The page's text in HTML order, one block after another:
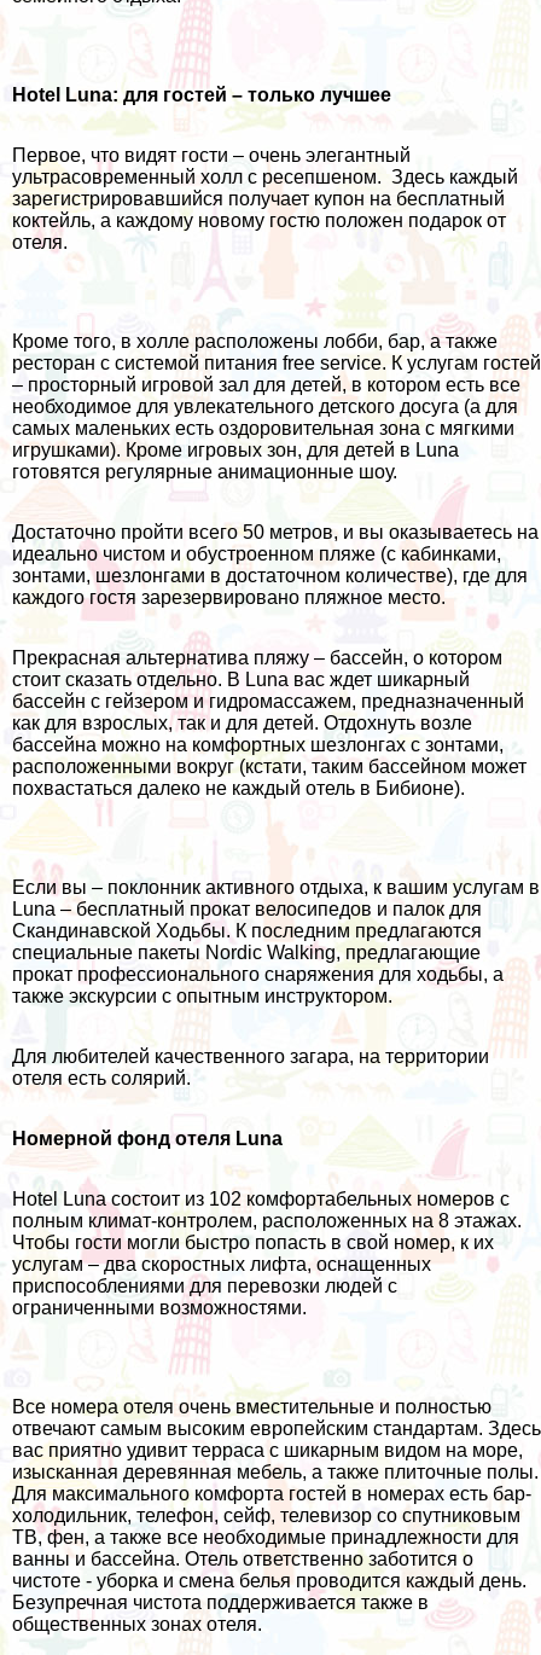
Hotel Luna: для гостей – только лучшее
Первое, что видят гости – очень элегантный
ультрасовременный холл с ресепшеном. Здесь каждый
зарегистрировавшийся получает купон на бесплатный
коктейль, а каждому новому гостю положен подарок от
отеля.
Кроме того, в холле расположены лобби, бар, а также
ресторан с системой питания free service. К услугам гостей
– просторный игровой зал для детей, в котором есть все
необходимое для увлекательного детского досуга (а для
самых маленьких есть оздоровительная зона с мягкими
игрушками). Кроме игровых зон, для детей в Luna
готовятся регулярные анимационные шоу.
Достаточно пройти всего 50 метров, и вы оказываетесь на
идеально чистом и обустроенном пляже (с кабинками,
зонтами, шезлонгами в достаточном количестве), где для
каждого гостя зарезервировано пляжное место.
Прекрасная альтернатива пляжу – бассейн, о котором
стоит сказать отдельно. В Luna вас ждет шикарный
бассейн с гейзером и гидромассажем, предназначенный
как для взрослых, так и для детей. Отдохнуть возле
бассейна можно на комфортных шезлонгах с зонтами,
расположенными вокруг (кстати, таким бассейном может
похвастаться далеко не каждый отель в Бибионе).
Если вы – поклонник активного отдыха, к вашим услугам в
Luna – бесплатный прокат велосипедов и палок для
Скандинавской Ходьбы. К последним предлагаются
специальные пакеты Nordic Walking, предлагающие
прокат профессионального снаряжения для ходьбы, а
также экскурсии с опытным инструктором.
Для любителей качественного загара, на территории
отеля есть солярий.
Номерной фонд отеля Luna
Hotel Luna состоит из 102 комфортабельных номеров с
полным климат-контролем, расположенных на 8 этажах.
Чтобы гости могли быстро попасть в свой номер, к их
услугам – два скоростных лифта, оснащенных
приспособлениями для перевозки людей с
ограниченными возможностями.
Все номера отеля очень вместительные и полностью
отвечают самым высоким европейским стандартам. Здесь
вас приятно удивит терраса с шикарным видом на море,
изысканная деревянная мебель, а также плиточные полы.
Для максимального комфорта гостей в номерах есть бар-
холодильник, телефон, сейф, телевизор со спутниковым
ТВ, фен, а также все необходимые принадлежности для
ванны и бассейна. Отель ответственно заботится о
чистоте - уборка и смена белья проводится каждый день.
Безупречная чистота поддерживается также в
общественных зонах отеля.